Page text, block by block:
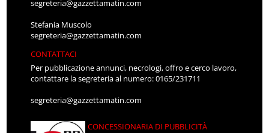
segreteria@gazzettamatin.com
Stefania Muscolo
segreteria@gazzettamatin.com
CONTATTACI
Per pubblicazione annunci, necrologi, offro e cerco lavoro,
contattare la segreteria al numero: 0165/231711
segreteria@gazzettamatin.com
CONCESSIONARIA DI PUBBLICITÀ